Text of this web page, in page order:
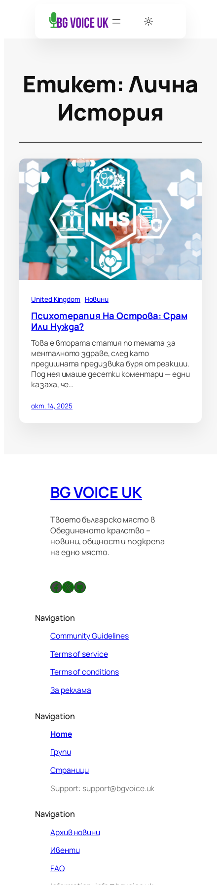
Етикет: Лична
История
United Kingdom Новини
Психотерапия На Острова: Срам
Или Нужда?
Това е втората статия по темата за
менталното здраве, след като
предишната предизвика буря от реакции.
Под нея имаше десетки коментари — едни
казаха, че…
окт. 14, 2025
BG VOICE UK
Твоето българско място в
Обединеното кралство –
новини, общност и подкрепа
на едно място.
Facebook X GitHub
Navigation
Community Guidelines
Terms of service
Terms of conditions
За реклама
Navigation
Home
Групи
Страници
Support: support@bgvoice.uk
Navigation
Архив новини
Ивенти
FAQ